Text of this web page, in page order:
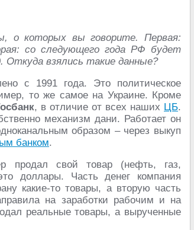
о которых вы говорите. Первая:
со следующего года РФ будет
взялись такие данные?
с 1991 года. Это политическое
то же самое на Украине. Кроме
, в отличие от всех наших ЦБ.
механизм дани. Работает он
образом – через выкуп
банком.
продал свой товар (нефть, газ,
доллары. Часть денег компания
какие-то товары, а вторую часть
на заработки рабочим и на
реальные товары, а вырученные